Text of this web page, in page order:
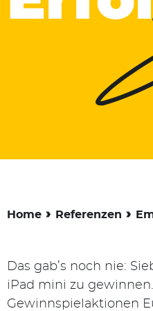
Home › Referenzen ›
Das gab’s noch nie:
iPad mini zu
Gewinnspielaktionen